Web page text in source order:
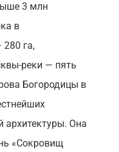
3 млн
в
га,
реки — пять
Богородицы в
архитектуры. Она
«Сокровищ